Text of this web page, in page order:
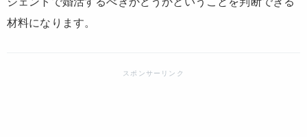
材料になります。